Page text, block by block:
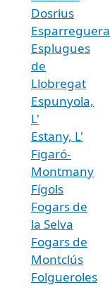
Dosrius
Esparreguera
Esplugues
de
Llobregat
Espunyola,
L'
Estany, L'
Figaró-
Montmany
Fígols
Fogars de
la Selva
Fogars de
Montclús
Folgueroles